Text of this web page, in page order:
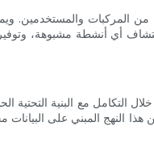
أي أنشطة مشبوهة،
هذا النهج المبني على